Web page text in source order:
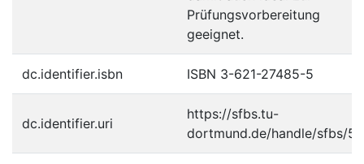
Prüfungsvorbereitung
geeignet.
dc.identifier.isbn ISBN 3-621-27485-5
dc.identifier.uri
https://sfbs.tu-
dortmund.de/handle/sfbs/